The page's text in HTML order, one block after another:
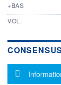
+BAS
VOL.